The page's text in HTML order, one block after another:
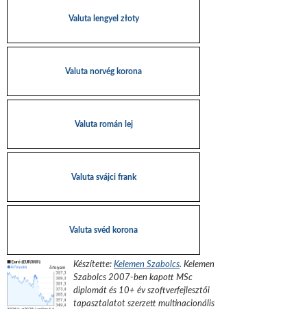
Valuta lengyel złoty
Valuta norvég korona
Valuta román lej
Valuta svájci frank
Valuta svéd korona
Készítette: Kelemen Szabolcs. Kelemen
Szabolcs 2007-ben kapott MSc
diplomát és 10+ év szoftverfejlesztői
tapasztalatot szerzett multinacionális